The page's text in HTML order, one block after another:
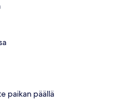
paikan päällä